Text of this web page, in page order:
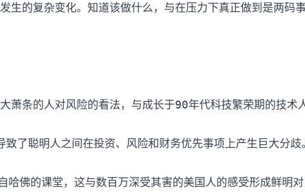
条的人对风险的看法，与成长于90年代科技繁荣期的技术
了聪明人之间在投资、风险和财务优先事项上产生巨大分歧